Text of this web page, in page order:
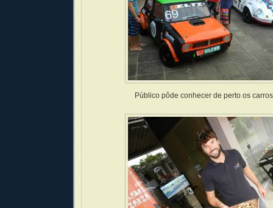
Público pôde conhecer de perto os